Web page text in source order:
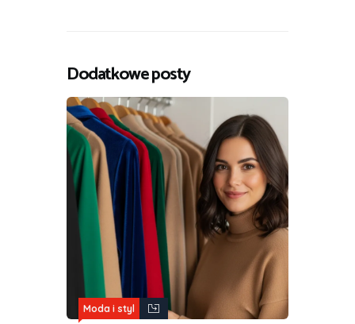
Dodatkowe posty
Moda i styl